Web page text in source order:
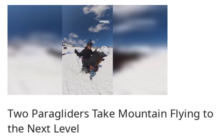
Two Paragliders Take Mountain Flying to
the Next Level